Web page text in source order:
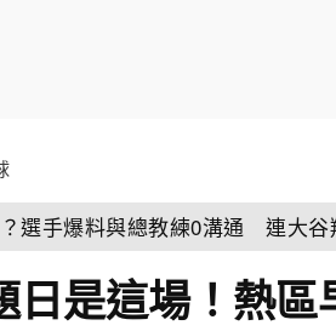
選手爆料與總教練0溝通 連大谷
日是這場！熱